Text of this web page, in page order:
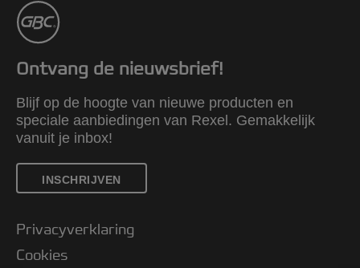
Ontvang de nieuwsbrief!
Blijf op de hoogte van nieuwe producten en
speciale aanbiedingen van Rexel. Gemakkelijk
vanuit je inbox!
INSCHRIJVEN
Privacyverklaring
Cookies